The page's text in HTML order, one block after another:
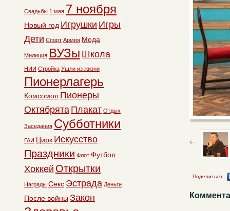
Поделиться
Свадьбы 1 мая 7 ноября
Новый год Игрушки Игры
Дети Спорт Армия Мода
Милиция ВУЗы Школа
НИИ Стройка Ушли из жизни
Пионерлагерь
Комсомол Пионеры
Октябрята Плакат Отдых
Заседания Субботники
ГАИ Цирк Искусство
Праздники Флот Футбол
Хоккей Открытки
Награды Секс Эстрада Деньги
После войны Закон